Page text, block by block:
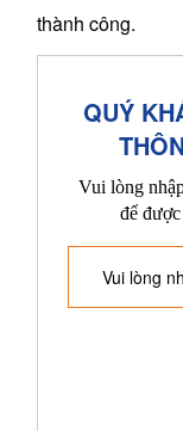
thành công.
QUÝ
Vui lòng
để